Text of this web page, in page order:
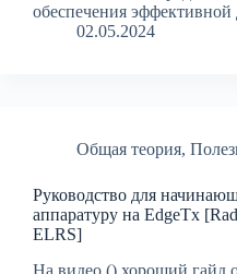
обеспечения
02.05.2024
Общая теория,
Руководство для
аппаратуру на EdgeTx
ELRS]
На видео () хороший гайд